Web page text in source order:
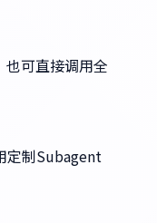
也可直接调用全
定制Subagent